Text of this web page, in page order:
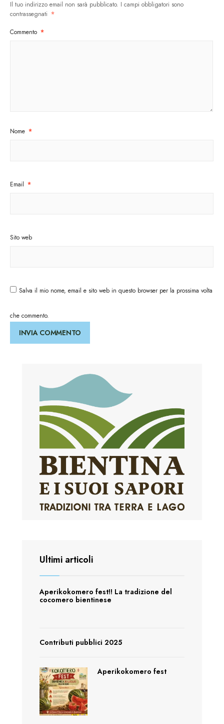
Il tuo indirizzo email non sarà pubblicato. I campi obbligatori sono
contrassegnati *
Commento *
Nome *
Email *
Sito web
Salva il mio nome, email e sito web in questo browser per la prossima volta
che commento.
Ultimi articoli
Aperikokomero fest!! La tradizione del
cocomero bientinese
Contributi pubblici 2025
Aperikokomero fest